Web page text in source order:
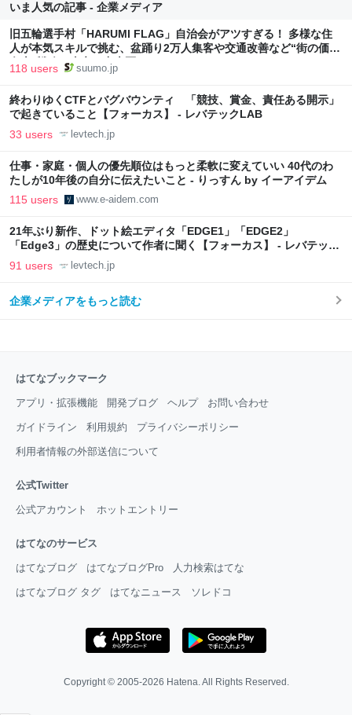
いま人気の記事 - 企業メディア
旧五輪選手村「HARUMI FLAG」自治会がアツすぎる！ 多様な住
人が本気スキルで挑む、盆踊り2万人集客や交通改善など“街の価値
向上”戦略 東京・中央区
118 users suumo.jp
終わりゆくCTFとバグバウンティ 「競技、賞金、責任ある開示」
で起きていること【フォーカス】 - レバテックLAB
33 users levtech.jp
仕事・家庭・個人の優先順位はもっと柔軟に変えていい 40代のわ
たしが10年後の自分に伝えたいこと - りっすん by イーアイデム
115 users www.e-aidem.com
21年ぶり新作、ドット絵エディタ「EDGE1」「EDGE2」
「Edge3」の歴史について作者に聞く【フォーカス】 - レバテック
LAB
91 users levtech.jp
企業メディアをもっと読む
はてなブックマーク
アプリ・拡張機能 開発ブログ ヘルプ お問い合わせ
ガイドライン 利用規約 プライバシーポリシー
利用者情報の外部送信について
公式Twitter
公式アカウント ホットエントリー
はてなのサービス
はてなブログ はてなブログPro 人力検索はてな
はてなブログ タグ はてなニュース ソレドコ
Copyright © 2005-2026 Hatena. All Rights Reserved.